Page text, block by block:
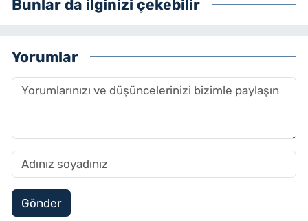
Bunlar da ilginizi çekebilir
Yorumlar
Gönder